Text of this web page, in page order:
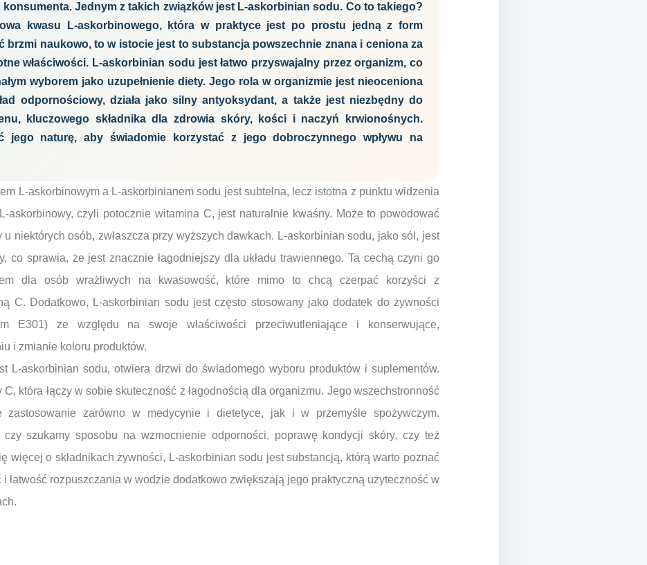
Jednym z takich związków jest L-askorbinian sodu. Co to takiego?
kwasu L-askorbinowego, która w praktyce jest po prostu jedną z form
brzmi naukowo, to w istocie jest to substancja powszechnie znana i ceniona za
właściwości. L-askorbinian sodu jest łatwo przyswajalny przez organizm, co
wyborem jako uzupełnienie diety. Jego rola w organizmie jest nieoceniona
odpornościowy, działa jako silny antyoksydant, a także jest niezbędny do
kluczowego składnika dla zdrowia skóry, kości i naczyń krwionośnych.
jego naturę, aby świadomie korzystać z jego dobroczynnego wpływu na
L-askorbinowym a L-askorbinianem sodu jest subtelna, lecz istotna z punktu widzenia
askorbinowy, czyli potocznie witamina C, jest naturalnie kwaśny. Może to powodować
u niektórych osób, zwłaszcza przy wyższych dawkach. L-askorbinian sodu, jako sól, jest
co sprawia, że jest znacznie łagodniejszy dla układu trawiennego. Ta cechą czyni go
dla osób wrażliwych na kwasowość, które mimo to chcą czerpać korzyści z
C. Dodatkowo, L-askorbinian sodu jest często stosowany jako dodatek do żywności
E301) ze względu na swoje właściwości przeciwutleniające i konserwujące,
i zmianie koloru produktów.
L-askorbinian sodu, otwiera drzwi do świadomego wyboru produktów i suplementów.
C, która łączy w sobie skuteczność z łagodnością dla organizmu. Jego wszechstronność
zastosowanie zarówno w medycynie i dietetyce, jak i w przemyśle spożywczym.
szukamy sposobu na wzmocnienie odporności, poprawę kondycji skóry, czy też
więcej o składnikach żywności, L-askorbinian sodu jest substancją, którą warto poznać
łatwość rozpuszczania w wodzie dodatkowo zwiększają jego praktyczną użyteczność w